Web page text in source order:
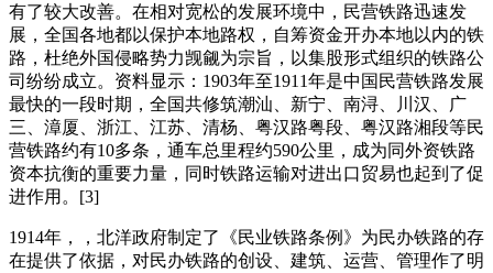
有了较大改善。在相对宽松的发展环境中，民营铁路迅速发
展，全国各地都以保护本地路权，自筹资金开办本地以内的铁
路，杜绝外国侵略势力觊觎为宗旨，以集股形式组织的铁路公
司纷纷成立。资料显示：1903年至1911年是中国民营铁路发展
最快的一段时期，全国共修筑潮汕、新宁、南浔、川汉、广
三、漳厦、浙江、江苏、清杨、粤汉路粤段、粤汉路湘段等民
营铁路约有10多条，通车总里程约590公里，成为同外资铁路
资本抗衡的重要力量，同时铁路运输对进出口贸易也起到了促
进作用。[3]
1914年，，北洋政府制定了《民业铁路条例》为民办铁路的存
在提供了依据，对民办铁路的创设、建筑、运营、管理作了明